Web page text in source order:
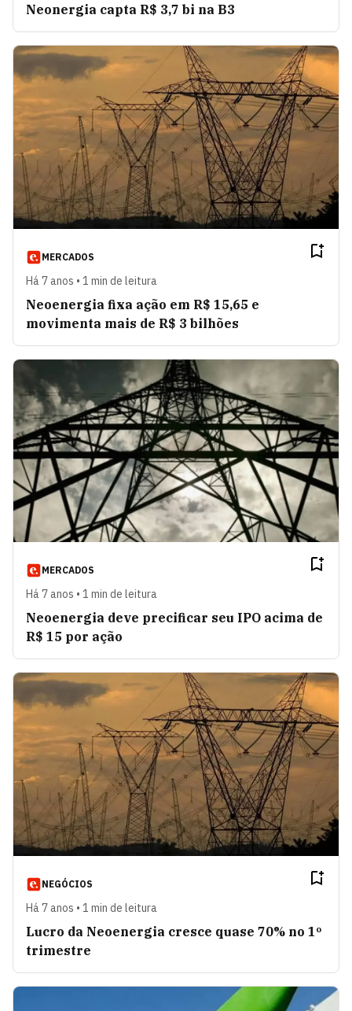
Neonergia capta R$ 3,7 bi na B3
MERCADOS
Há 7 anos • 1 min de leitura
Neoenergia fixa ação em R$ 15,65 e
movimenta mais de R$ 3 bilhões
MERCADOS
Há 7 anos • 1 min de leitura
Neoenergia deve precificar seu IPO acima de
R$ 15 por ação
NEGÓCIOS
Há 7 anos • 1 min de leitura
Lucro da Neoenergia cresce quase 70% no 1º
trimestre